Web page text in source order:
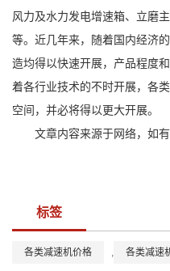
风力及水力发电增速箱、立磨
等。近几年来，随着国内经济
造均得以快速开展，产品程度
着各行业技术的不时开展，各
空间，并必将得以更大开展。
文章内容来源于网络，如
标签
各类减速机价格 , 各类减速